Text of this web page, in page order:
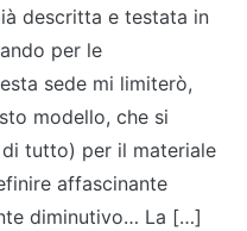
descritta e testata in
per le
sede mi limiterò,
modello, che si
tutto) per il materiale
affascinante
diminutivo… La […]